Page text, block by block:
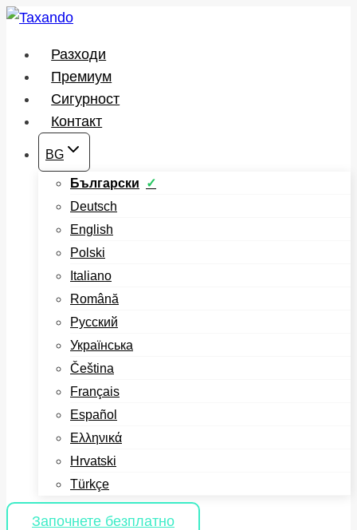
Към
Разходи
Премиум
Сигурност
Контакт
BG
Български
Deutsch
English
Polski
Italiano
Română
Русский
Українська
Čeština
Français
Español
Ελληνικά
Hrvatski
Türkçe
Започнете безплатно